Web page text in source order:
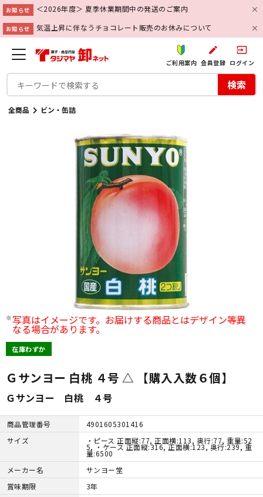
お知らせ ＜2026年度＞ 夏季休業期間中の発送のご案内
お知らせ 気温上昇に伴なうチョコレート販売のお休みについて
ご利用案内
create
会員登録
input
ログイン
検索
全商品 ビン・缶詰
写真はイメージです。お届けする商品とはデザイン等異
なる場合があります。
在庫わずか
Ｇサンヨー 白桃 ４号 △ 【購入入数６個】
Ｇサンヨー 白桃 ４号
商品管理番号
4901605301416
サイズ
・ピース 正面縦:77, 正面横:113, 奥行:77, 重量:52
5, ・ケース 正面縦:316, 正面横:123, 奥行:239, 重
量:6500
メーカー名
サンヨー堂
賞味期限
3年